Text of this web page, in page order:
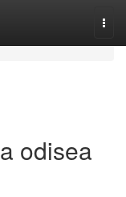
odisea